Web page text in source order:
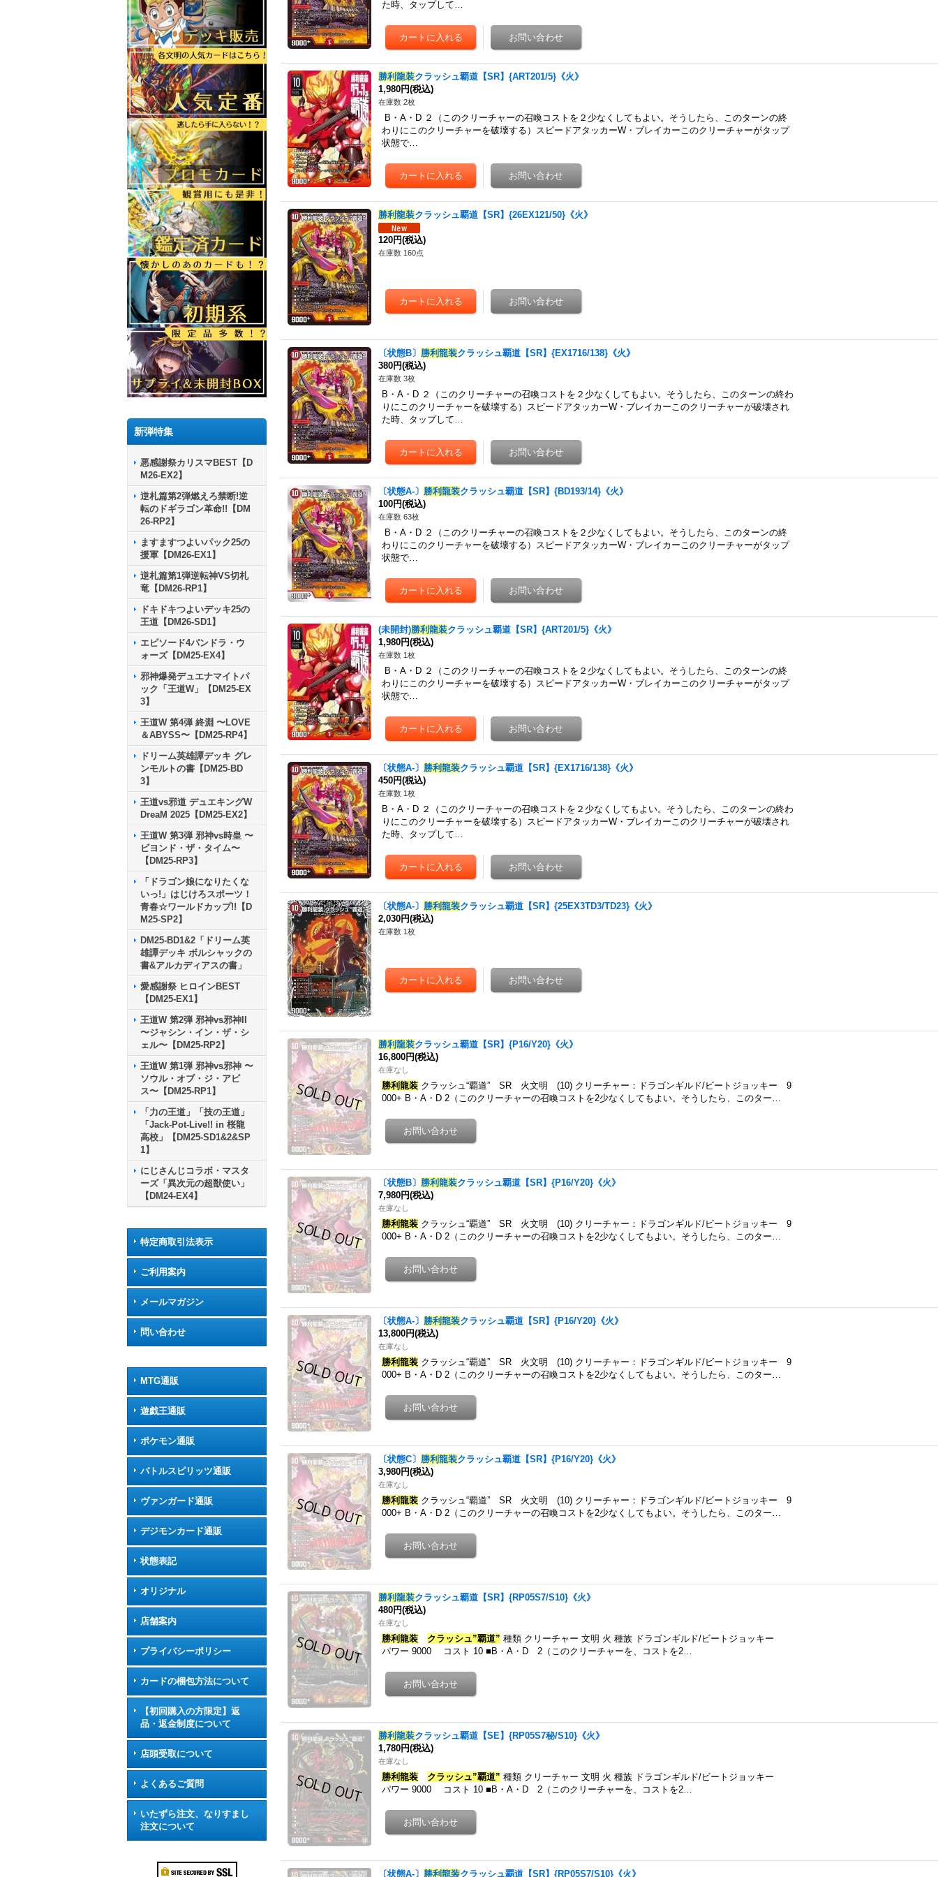
新弾特集
悪感謝祭カリスマBEST【D
M26-EX2】
逆札篇第2弾燃えろ禁断!逆
転のドギラゴン革命!!【DM
26-RP2】
ますますつよいパック25の
援軍【DM26-EX1】
逆札篇第1弾逆転神VS切札
竜【DM26-RP1】
ドキドキつよいデッキ25の
王道【DM26-SD1】
エピソード4パンドラ・ウ
ォーズ【DM25-EX4】
邪神爆発デュエナマイトパ
ック「王道W」【DM25-EX
3】
王道W 第4弾 終淵 〜LOVE
＆ABYSS〜【DM25-RP4】
ドリーム英雄譚デッキ グレ
ンモルトの書【DM25-BD
3】
王道vs邪道 デュエキングW
DreaM 2025【DM25-EX2】
王道W 第3弾 邪神vs時皇 〜
ビヨンド・ザ・タイム〜
【DM25-RP3】
「ドラゴン娘になりたくな
いっ!」はじけろスポーツ！
青春☆ワールドカップ!!【D
M25-SP2】
DM25-BD1&2「ドリーム英
雄譚デッキ ボルシャックの
書&アルカディアスの書」
愛感謝祭 ヒロインBEST
【DM25-EX1】
王道W 第2弾 邪神vs邪神II
〜ジャシン・イン・ザ・シ
ェル〜【DM25-RP2】
王道W 第1弾 邪神vs邪神 〜
ソウル・オブ・ジ・アビ
ス〜【DM25-RP1】
「力の王道」「技の王道」
「Jack-Pot-Live!! in 桜龍
高校」【DM25-SD1&2&SP
1】
にじさんじコラボ・マスタ
ーズ「異次元の超獣使い」
【DM24-EX4】
特定商取引法表示
ご利用案内
メールマガジン
問い合わせ
MTG通販
遊戯王通販
ポケモン通販
バトルスピリッツ通販
ヴァンガード通販
デジモンカード通販
状態表記
オリジナル
店舗案内
プライバシーポリシー
カードの梱包方法について
【初回購入の方限定】返
品・返金制度について
店頭受取について
よくあるご質問
いたずら注文、なりすまし
注文について
た時、タップして…
勝利龍装クラッシュ覇道【SR】{ART201/5}《火》
1,980円(税込)
在庫数 2枚
B・A・D ２（このクリーチャーの召喚コストを２少なくしてもよい。そうしたら、このターンの終
わりにこのクリーチャーを破壊する）スピードアタッカーW・ブレイカーこのクリーチャーがタップ
状態で…
勝利龍装クラッシュ覇道【SR】{26EX121/50}《火》
120円(税込)
在庫数 160点
〔状態B〕 勝利龍装クラッシュ覇道【SR】{EX1716/138}《火》
380円(税込)
在庫数 3枚
B・A・D ２（このクリーチャーの召喚コストを２少なくしてもよい。そうしたら、このターンの終わ
りにこのクリーチャーを破壊する）スピードアタッカーW・ブレイカーこのクリーチャーが破壊され
た時、タップして…
〔状態A-〕 勝利龍装クラッシュ覇道【SR】{BD193/14}《火》
100円(税込)
在庫数 63枚
B・A・D ２（このクリーチャーの召喚コストを２少なくしてもよい。そうしたら、このターンの終
わりにこのクリーチャーを破壊する）スピードアタッカーW・ブレイカーこのクリーチャーがタップ
状態で…
(未開封)勝利龍装クラッシュ覇道【SR】{ART201/5}《火》
1,980円(税込)
在庫数 1枚
B・A・D ２（このクリーチャーの召喚コストを２少なくしてもよい。そうしたら、このターンの終
わりにこのクリーチャーを破壊する）スピードアタッカーW・ブレイカーこのクリーチャーがタップ
状態で…
〔状態A-〕 勝利龍装クラッシュ覇道【SR】{EX1716/138}《火》
450円(税込)
在庫数 1枚
B・A・D ２（このクリーチャーの召喚コストを２少なくしてもよい。そうしたら、このターンの終わ
りにこのクリーチャーを破壊する）スピードアタッカーW・ブレイカーこのクリーチャーが破壊され
た時、タップして…
〔状態A-〕 勝利龍装クラッシュ覇道【SR】{25EX3TD3/TD23}《火》
2,030円(税込)
在庫数 1枚
勝利龍装クラッシュ覇道【SR】{P16/Y20}《火》
16,800円(税込)
在庫なし
勝利龍装 クラッシュ“覇道” SR 火文明 (10) クリーチャー：ドラゴンギルド/ビートジョッキー 9
000+ B・A・D 2（このクリーチャーの召喚コストを2少なくしてもよい。そうしたら、このター…
〔状態B〕 勝利龍装クラッシュ覇道【SR】{P16/Y20}《火》
7,980円(税込)
在庫なし
勝利龍装 クラッシュ“覇道” SR 火文明 (10) クリーチャー：ドラゴンギルド/ビートジョッキー 9
000+ B・A・D 2（このクリーチャーの召喚コストを2少なくしてもよい。そうしたら、このター…
〔状態A-〕 勝利龍装クラッシュ覇道【SR】{P16/Y20}《火》
13,800円(税込)
在庫なし
勝利龍装 クラッシュ“覇道” SR 火文明 (10) クリーチャー：ドラゴンギルド/ビートジョッキー 9
000+ B・A・D 2（このクリーチャーの召喚コストを2少なくしてもよい。そうしたら、このター…
〔状態C〕 勝利龍装クラッシュ覇道【SR】{P16/Y20}《火》
3,980円(税込)
在庫なし
勝利龍装 クラッシュ“覇道” SR 火文明 (10) クリーチャー：ドラゴンギルド/ビートジョッキー 9
000+ B・A・D 2（このクリーチャーの召喚コストを2少なくしてもよい。そうしたら、このター…
勝利龍装クラッシュ覇道【SR】{RP05S7/S10}《火》
480円(税込)
在庫なし
勝利龍装 クラッシュ”覇道” 種類 クリーチャー 文明 火 種族 ドラゴンギルド/ビートジョッキー
パワー 9000 コスト 10 ■B・A・D 2（このクリーチャーを、コストを2…
勝利龍装クラッシュ覇道【SE】{RP05S7秘/S10}《火》
1,780円(税込)
在庫なし
勝利龍装 クラッシュ”覇道” 種類 クリーチャー 文明 火 種族 ドラゴンギルド/ビートジョッキー
パワー 9000 コスト 10 ■B・A・D 2（このクリーチャーを、コストを2…
〔状態A-〕 勝利龍装クラッシュ覇道【SR】{RP05S7/S10}《火》